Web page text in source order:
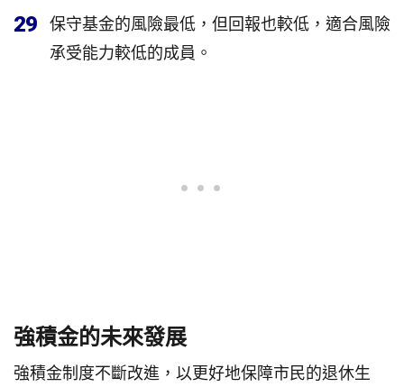
29
保守基金的風險最低，但回報也較低，適合風險
承受能力較低的成員。
強積金的未來發展
強積金制度不斷改進，以更好地保障市民的退休生